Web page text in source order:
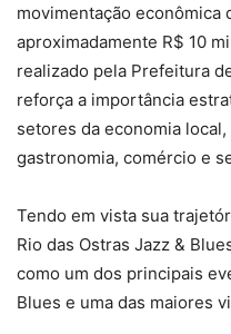
movimentação econômica
aproximadamente R$ 10
realizado pela Prefeitura
reforça a importância
setores da economia
gastronomia, comércio e
Tendo em vista sua
Rio das Ostras Jazz &
como um dos principais
Blues e uma das maiores